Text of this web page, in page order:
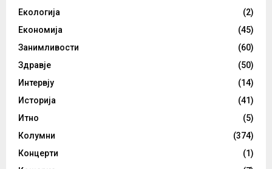
Екологија
(2)
Економија
(45)
Занимливости
(60)
Здравје
(50)
Интервју
(14)
Историја
(41)
Итно
(5)
Колумни
(374)
Концерти
(1)